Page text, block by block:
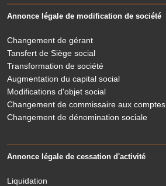
Annonce légale de modification de société
Changement de gérant
Tansfert de Siège social
Transformation de société
Augmentation du capital social
Modifications d'objet social
Changement de commissaire aux comptes
Changement de dénomination sociale
Annonce légale de cessation d'activité
Liquidation